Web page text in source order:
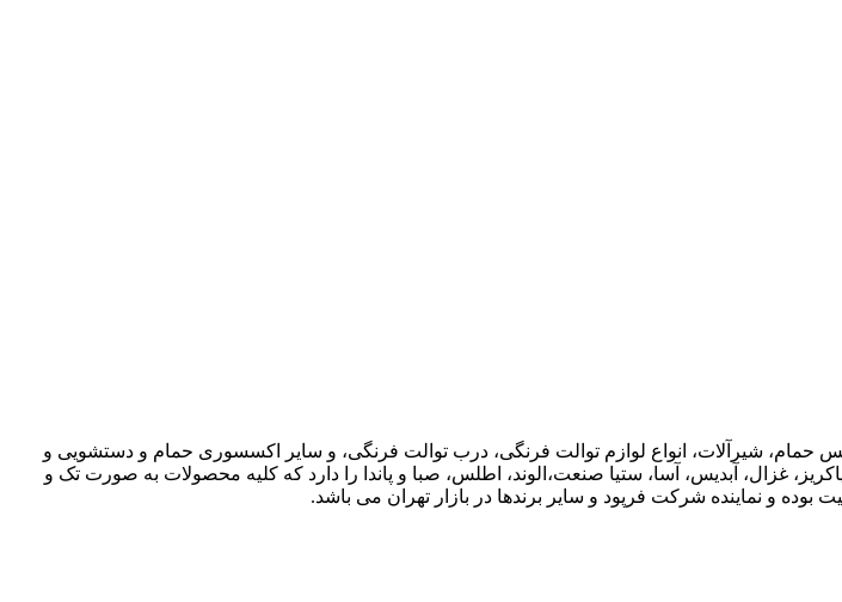
حمام، شیرآلات، انواع لوازم توالت فرنگی، درب توالت فرنگی، و سایر اکسسوری حمام و دستشویی و
غزال، آبدیس، آسا، ستیا صنعت،الوند، اطلس، صبا و پاندا را دارد که کلیه محصولات به صورت تک و
بوده و نماینده شرکت فرپود و سایر برندها در بازار تهران می باشد.